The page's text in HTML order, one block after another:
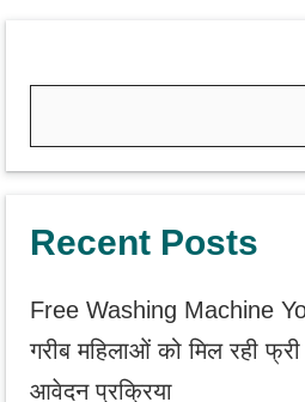
Recent Posts
Free Washing Machine
गरीब महिलाओं को मिल रही
आवेदन प्रक्रिया